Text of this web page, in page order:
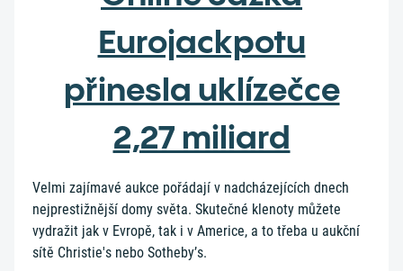
Eurojackpotu
přinesla uklízečce
2,27 miliard
Velmi zajímavé aukce pořádají v nadcházejících dnech
nejprestižnější domy světa. Skutečné klenoty můžete
vydražit jak v Evropě, tak i v Americe, a to třeba u aukční
sítě Christie's nebo Sotheby’s.